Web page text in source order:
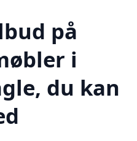
på
i
du kan